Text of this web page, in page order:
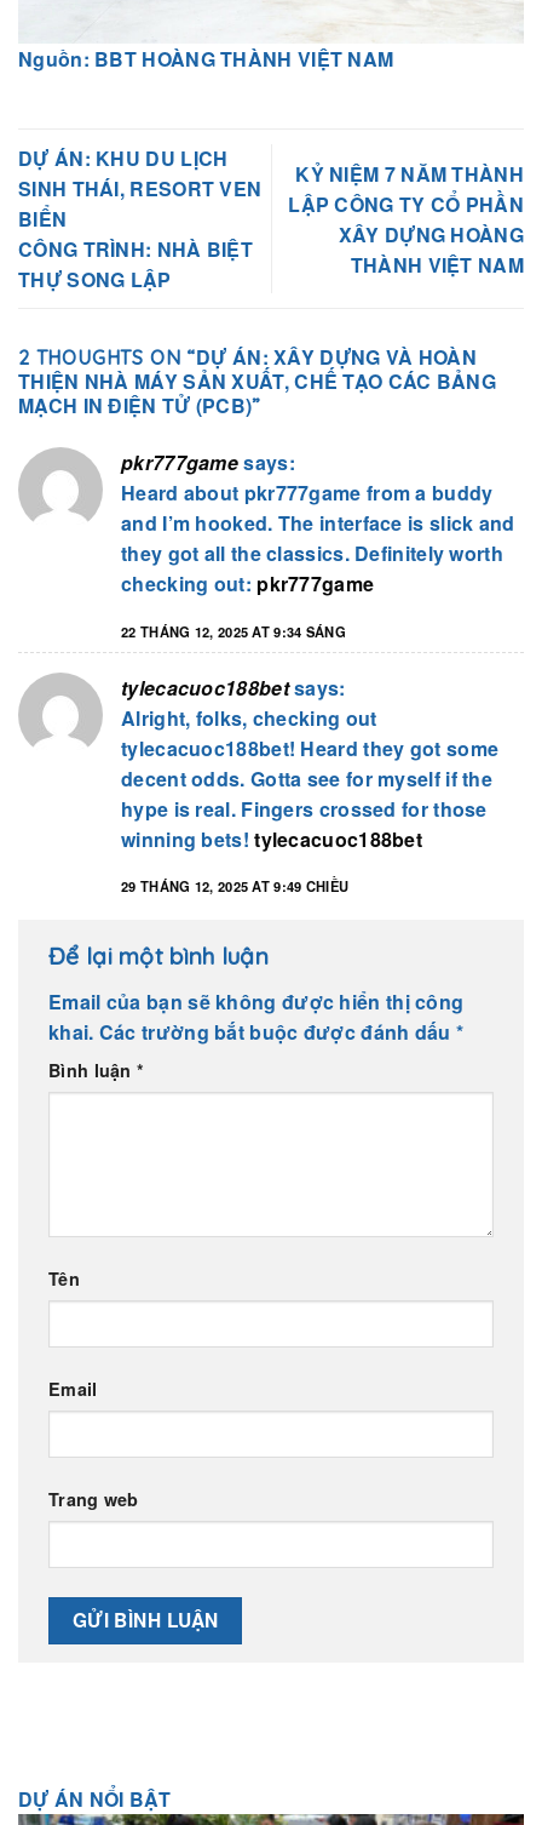
Nguồn: BBT HOÀNG THÀNH VIỆT NAM
DỰ ÁN: KHU DU LỊCH
SINH THÁI, RESORT VEN
BIỂN
CÔNG TRÌNH: NHÀ BIỆT
THỰ SONG LẬP
KỶ NIỆM 7 NĂM THÀNH
LẬP CÔNG TY CỔ PHẦN
XÂY DỰNG HOÀNG
THÀNH VIỆT NAM
2 THOUGHTS ON “DỰ ÁN: XÂY DỰNG VÀ HOÀN
THIỆN NHÀ MÁY SẢN XUẤT, CHẾ TẠO CÁC BẢNG
MẠCH IN ĐIỆN TỬ (PCB)”
pkr777gamesays:
Heard about pkr777game from a buddy
and I’m hooked. The interface is slick and
they got all the classics. Definitely worth
checking out: pkr777game
22 THÁNG 12, 2025 AT 9:34 SÁNG
tylecacuoc188betsays:
Alright, folks, checking out
tylecacuoc188bet! Heard they got some
decent odds. Gotta see for myself if the
hype is real. Fingers crossed for those
winning bets!tylecacuoc188bet
29 THÁNG 12, 2025 AT 9:49 CHIỀU
Để lại một bình luận
Email của bạn sẽ không được hiển thị công
khai. Các trường bắt buộc được đánh dấu*
Bình luận *
Tên
Email
Trang web
DỰ ÁN NỔI BẬT